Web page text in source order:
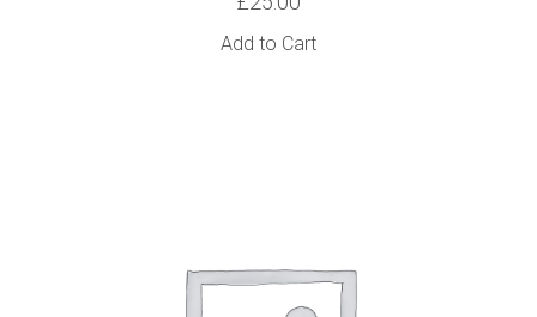
Add to Cart